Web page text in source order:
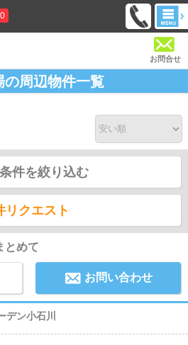
0
お問合せ
の周辺物件一覧
件を絞り込む
リクエスト
とめて
お問い合わせ
デン小石川